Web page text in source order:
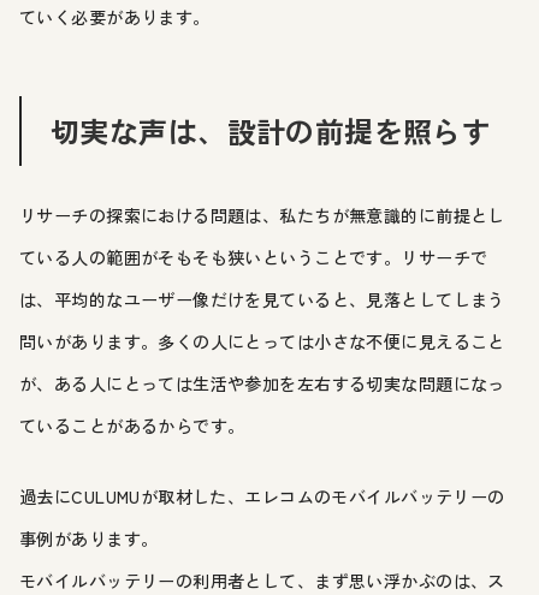
ていく必要があります。
切実な声は、設計の前提を照らす
リサーチの探索における問題は、私たちが無意識的に前提とし
ている人の範囲がそもそも狭いということです。リサーチで
は、平均的なユーザー像だけを見ていると、見落としてしまう
問いがあります。多くの人にとっては小さな不便に見えること
が、ある人にとっては生活や参加を左右する切実な問題になっ
ていることがあるからです。
過去にCULUMUが取材した、エレコムのモバイルバッテリーの
事例があります。
モバイルバッテリーの利用者として、まず思い浮かぶのは、ス